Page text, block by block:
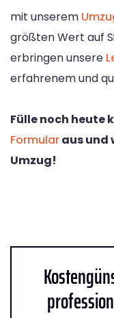
mit unserem
größten Wert auf
erbringen unsere
erfahrenem und
Fülle noch heute
Formularaus und
Umzug!